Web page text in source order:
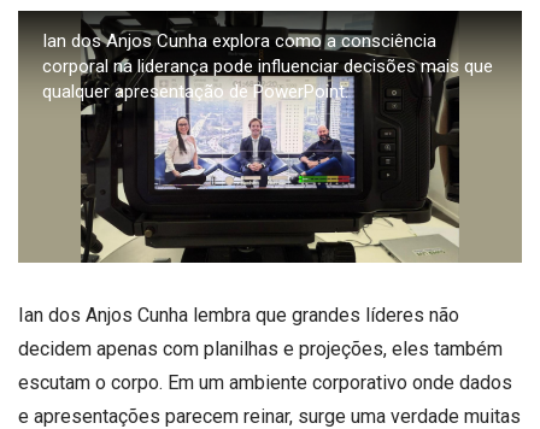
Ian dos Anjos Cunha explora como a consciência
corporal na liderança pode influenciar decisões mais que
qualquer apresentação de PowerPoint.
Ian dos Anjos Cunha lembra que grandes líderes não
decidem apenas com planilhas e projeções, eles também
escutam o corpo. Em um ambiente corporativo onde dados
e apresentações parecem reinar, surge uma verdade muitas